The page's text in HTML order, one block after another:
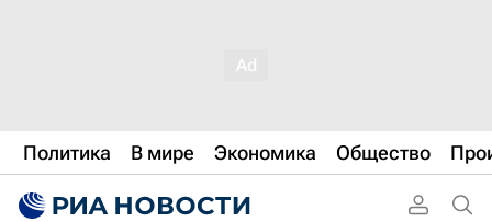
Политика В мире Экономика Общество